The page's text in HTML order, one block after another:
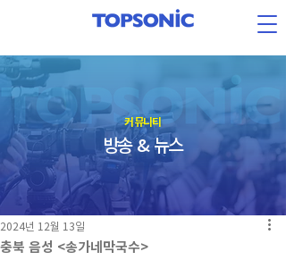
​커뮤니티
방송 & 뉴스
충북 음성 <송가네막국수>
2024년 12월 13일